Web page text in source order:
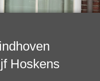
Hoskens